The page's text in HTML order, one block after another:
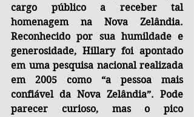
cargo público a receber tal
homenagem na Nova Zelândia.
Reconhecido por sua humildade e
generosidade, Hillary foi apontado
em uma pesquisa nacional realizada
em 2005 como “a pessoa mais
confiável da Nova Zelândia”. Pode
parecer curioso, mas o pico